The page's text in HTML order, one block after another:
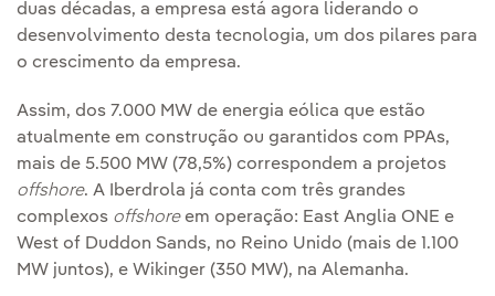
duas décadas, a empresa está agora liderando o
desenvolvimento desta tecnologia, um dos pilares para
o crescimento da empresa.
Assim, dos 7.000 MW de energia eólica que estão
atualmente em construção ou garantidos com PPAs,
mais de 5.500 MW (78,5%) correspondem a projetos
offshore. A Iberdrola já conta com três grandes
complexos offshoreem operação: East Anglia ONE e
West of Duddon Sands, no Reino Unido (mais de 1.100
MW juntos), e Wikinger (350 MW), na Alemanha.